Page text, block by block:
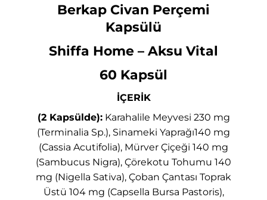
Berkap Civan Perçemi
Kapsülü
Shiffa Home – Aksu Vital
60 Kapsül
İÇERİK
(2 Kapsülde):Karahalile Meyvesi 230 mg
(Terminalia Sp.), Sinameki Yaprağı140 mg
(Cassia Acutifolia), Mürver Çiçeği 140 mg
(Sambucus Nigra), Çörekotu Tohumu 140
mg (Nigella Sativa), Çoban Çantası Toprak
Üstü 104 mg (Capsella Bursa Pastoris),